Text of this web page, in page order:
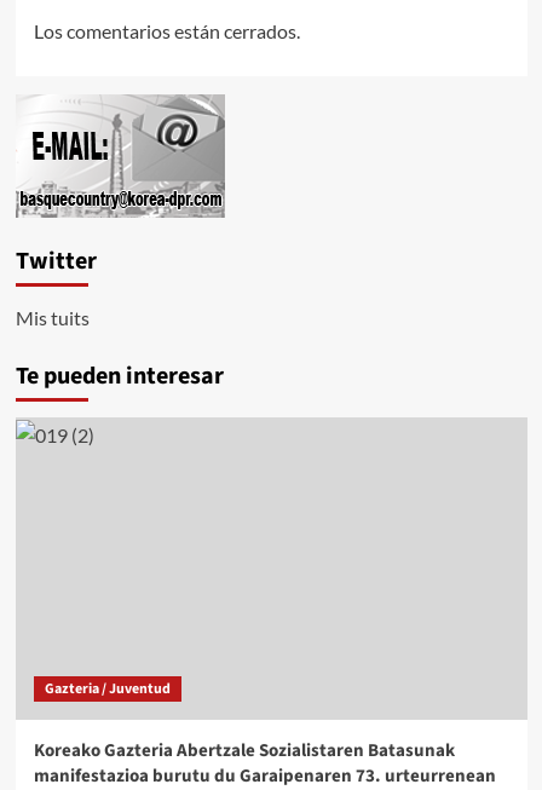
Los comentarios están cerrados.
Twitter
Mis tuits
Te pueden interesar
Gazteria / Juventud
Koreako Gazteria Abertzale Sozialistaren Batasunak
manifestazioa burutu du Garaipenaren 73. urteurrenean